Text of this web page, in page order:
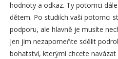
hodnoty a odkaz. Ty potomci
dětem. Po studiích vaši potomci
podporu, ale hlavně je musíte
Jen jim nezapomeňte sdělit
bohatství, kterými chcete